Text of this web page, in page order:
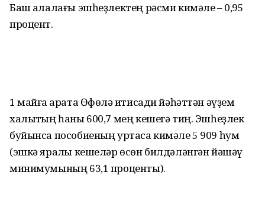
Баш ҡалалағы эшһеҙлектең рәсми кимәле – 0,95
процент.
1 майға ҡарата Өфөлә иҡтисади йәһәттән әүҙем
халыҡтың һаны 600,7 мең кешегә тиң. Эшһеҙлек
буйынса пособиеның уртаса кимәле 5 909 һум
(эшкә яраҡлы кешеләр өсөн билдәләнгән йәшәү
минимумының 63,1 проценты).